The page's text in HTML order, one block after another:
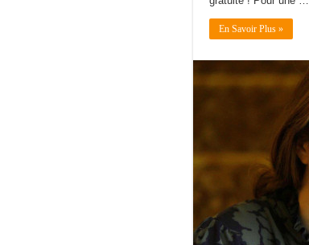
En Savoir Plus »